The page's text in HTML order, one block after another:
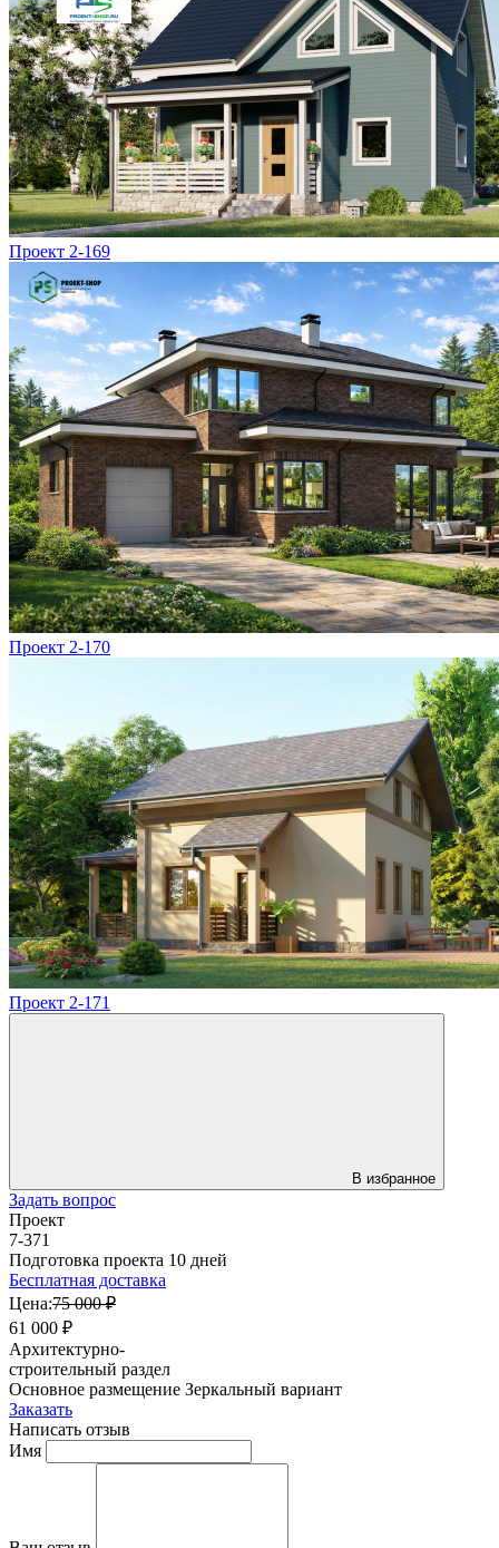
Проект 2-169
Проект 2-170
Проект 2-171
В избранное
Задать вопрос
Проект
7-371
Подготовка проекта 10 дней
Бесплатная доставка
Цена:75 000 ₽
61 000 ₽
Архитектурно-
строительный раздел
Основное размещение Зеркальный вариант
Заказать
Написать отзыв
Имя